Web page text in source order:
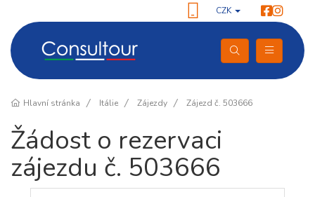
CZK
Hlavní stránka Itálie Zájezdy Zájezd č. 503666
Žádost o rezervaci
zájezdu č. 503666